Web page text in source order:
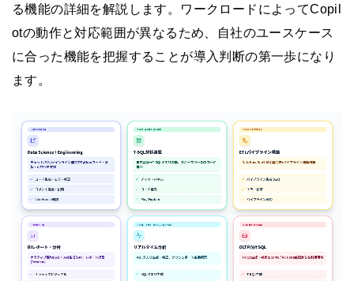
る機能の詳細を解説します。ワークロードによってCopil
otの動作と対応範囲が異なるため、自社のユースケース
に合った機能を把握することが導入判断の第一歩になり
ます。